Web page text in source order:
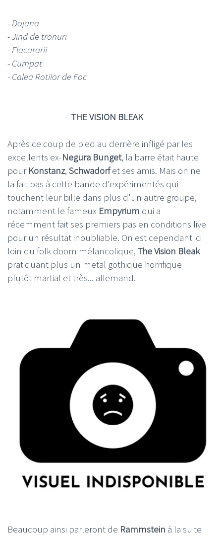
- Dojana
-Jind de tronuri
- Flacararii
- Cumpat
- Calea Rotilor de Foc
THE VISION BLEAK
Après ce coup de pied au derrière infligé par les
excellents ex-Negura Bunget, la barre était haute
pour Konstanz, Schwadorfet ses amis. Mais on ne
la fait pas à cette bande d'expérimentés qui
touchent leur bille dans plus d'un autre groupe,
notamment le fameux Empyrium qui a
récemment fait ses premiers pas en conditions live
pour un résultat inoubliable. On est cependant ici
loin du folk doom mélancolique, The Vision Bleak
pratiquant plus un metal gothique horrifique
plutôt martial et très... allemand.
Beaucoup ainsi parleront de Rammstein à la suite